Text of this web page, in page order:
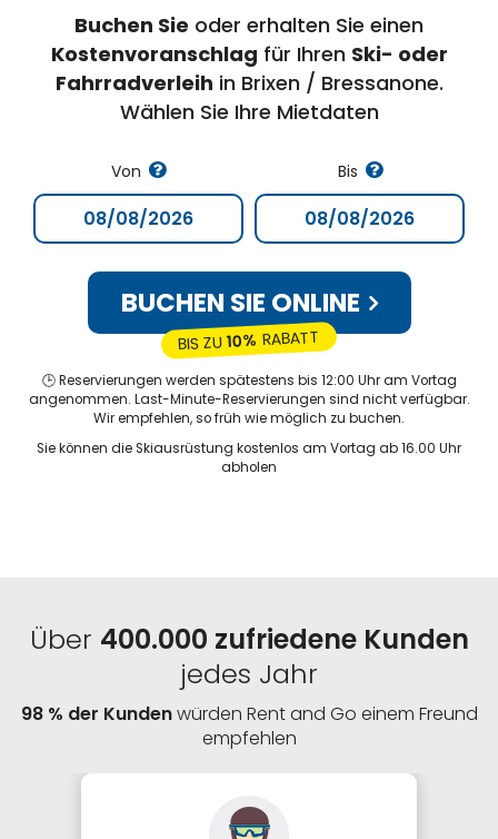
Buchen Sie oder erhalten Sie einen
Kostenvoranschlag für Ihren Ski- oder
Fahrradverleih in Brixen / Bressanone.
Wählen Sie Ihre Mietdaten
Von Bis
BUCHEN SIE ONLINE
BIS ZU10% RABATT
🕒 Reservierungen werden spätestens bis 12:00 Uhr am Vortag
angenommen. Last-Minute-Reservierungen sind nicht verfügbar.
Wir empfehlen, so früh wie möglich zu buchen.
Sie können die Skiausrüstung kostenlos am Vortag ab 16.00 Uhr
abholen
Über 400.000 zufriedene Kunden
jedes Jahr
98 % der Kundenwürden Rent and Go einem Freund
empfehlen